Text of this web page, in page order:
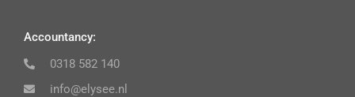
Accountancy:
0318 582 140
info@elysee.nl